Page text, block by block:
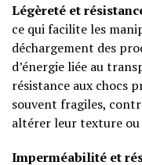
Légèreté et
ce qui facilite les
déchargement des
d’énergie liée au
résistance aux chocs
souvent fragiles,
altérer leur texture ou
Imperméabilité et